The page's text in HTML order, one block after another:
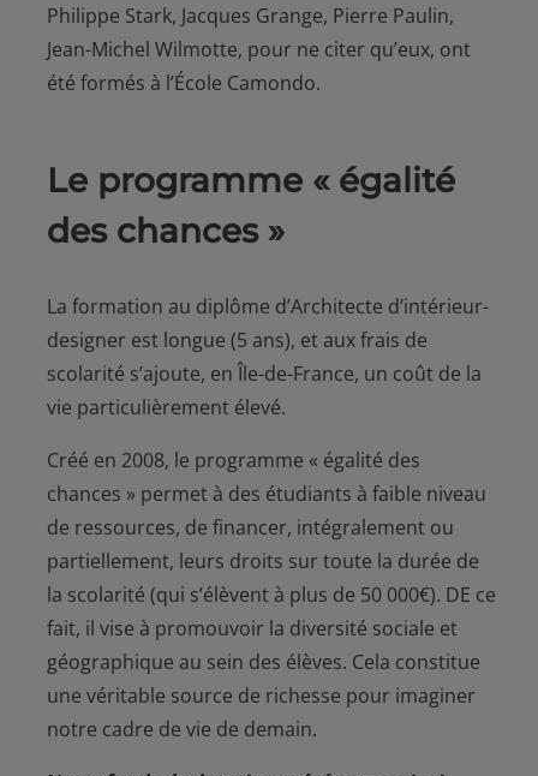
Philippe Stark, Jacques Grange, Pierre Paulin,
Jean-Michel Wilmotte, pour ne citer qu’eux, ont
été formés à l’École Camondo.
Le programme « égalité
des chances »
La formation au diplôme d’Architecte d’intérieur-
designer est longue (5 ans), et aux frais de
scolarité s’ajoute, en Île-de-France, un coût de la
vie particulièrement élevé.
Créé en 2008, le programme « égalité des
chances » permet à des étudiants à faible niveau
de ressources, de financer, intégralement ou
partiellement, leurs droits sur toute la durée de
la scolarité (qui s’élèvent à plus de 50 000€). DE ce
fait, il vise à promouvoir la diversité sociale et
géographique au sein des élèves. Cela constitue
une véritable source de richesse pour imaginer
notre cadre de vie de demain.